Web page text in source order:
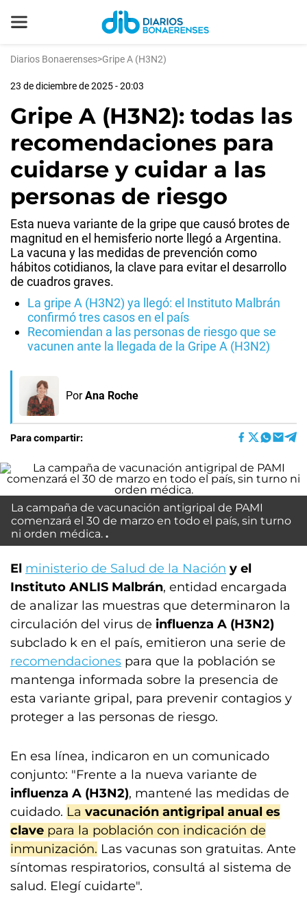
Diarios Bonaerenses>Gripe A (H3N2)
23 de diciembre de 2025 - 20:03
Gripe A (H3N2): todas las
recomendaciones para
cuidarse y cuidar a las
personas de riesgo
Esta nueva variante de la gripe que causó brotes de
magnitud en el hemisferio norte llegó a Argentina.
La vacuna y las medidas de prevención como
hábitos cotidianos, la clave para evitar el desarrollo
de cuadros graves.
La gripe A (H3N2) ya llegó: el Instituto Malbrán
confirmó tres casos en el país
Recomiendan a las personas de riesgo que se
vacunen ante la llegada de la Gripe A (H3N2)
Por Ana Roche
Para compartir:
La campaña de vacunación antigripal de PAMI
comenzará el 30 de marzo en todo el país, sin turno
ni orden médica.
El ministerio de Salud de la Nación y el
Instituto ANLIS Malbrán, entidad encargada
de analizar las muestras que determinaron la
circulación del virus de influenza A (H3N2)
subclado k en el país, emitieron una serie de
recomendaciones para que la población se
mantenga informada sobre la presencia de
esta variante gripal, para prevenir contagios y
proteger a las personas de riesgo.
En esa línea, indicaron en un comunicado
conjunto: "Frente a la nueva variante de
influenza A (H3N2), mantené las medidas de
cuidado. La vacunación antigripal anual es
clave para la población con indicación de
inmunización. Las vacunas son gratuitas. Ante
síntomas respiratorios, consultá al sistema de
salud. Elegí cuidarte".